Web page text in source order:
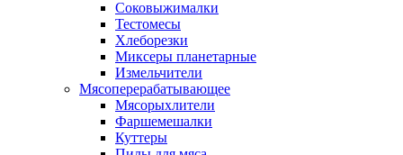
Соковыжималки
Тестомесы
Хлеборезки
Миксеры планетарные
Измельчители
Мясоперерабатывающее
Мясорыхлители
Фаршемешалки
Куттеры